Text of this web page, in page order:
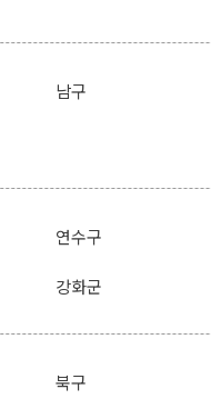
남구
연수구
강화군
북구